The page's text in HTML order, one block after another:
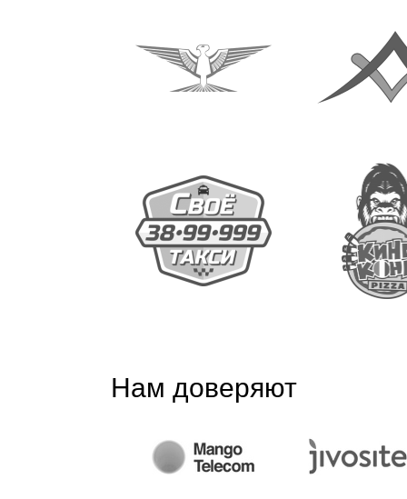
месяцем растет.
Надеемся на дальнейшее плодотворное
Нам доверяют